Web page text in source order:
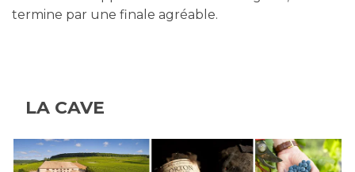
termine par une finale agréable.
LA CAVE